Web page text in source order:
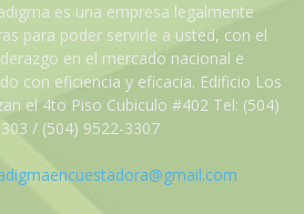
es una empresa legalmente
para poder servirle a usted, con el
en el mercado nacional e
con eficiencia y eficacia. Edificio Los
el 4to Piso Cubiculo #402 Tel: (504)
/ (504) 9522-3307